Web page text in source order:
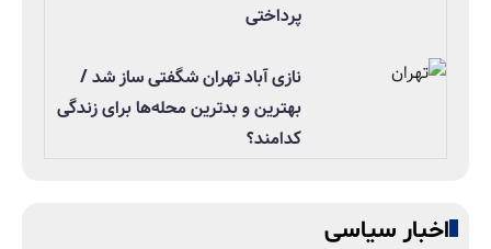
پرداختی
نازی آباد تهران شگفتی ساز شد /
بهترین و بدترین محله‌ها برای زندگی
کدامند؟
اخبار سیاسی